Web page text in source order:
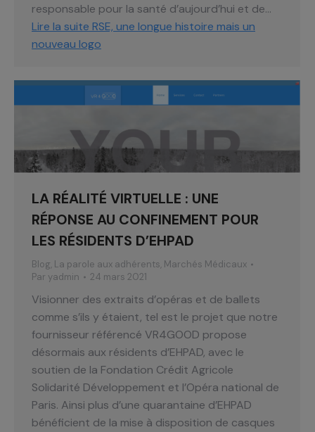
responsable pour la santé d’aujourd’hui et de…
Lire la suite RSE, une longue histoire mais un
nouveau logo
LA RÉALITÉ VIRTUELLE : UNE
RÉPONSE AU CONFINEMENT POUR
LES RÉSIDENTS D’EHPAD
Blog, La parole aux adhérents, Marchés Médicaux
Par yadmin 24 mars 2021
Visionner des extraits d’opéras et de ballets
comme s’ils y étaient, tel est le projet que notre
fournisseur référencé VR4GOOD propose
désormais aux résidents d’EHPAD, avec le
soutien de la Fondation Crédit Agricole
Solidarité Développement et l’Opéra national de
Paris. Ainsi plus d’une quarantaine d’EHPAD
bénéficient de la mise à disposition de casques